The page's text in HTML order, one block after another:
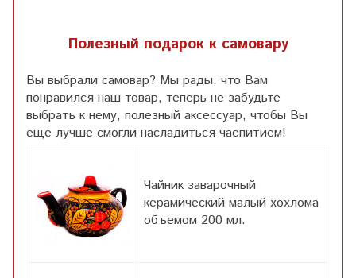
Полезный подарок к самовару
Вы выбрали самовар? Мы рады, что Вам
понравился наш товар, теперь не забудьте
выбрать к нему, полезный аксессуар, чтобы Вы
еще лучше смогли насладиться чаепитием!
Чайник заварочный
керамический малый хохлома
объемом 200 мл.